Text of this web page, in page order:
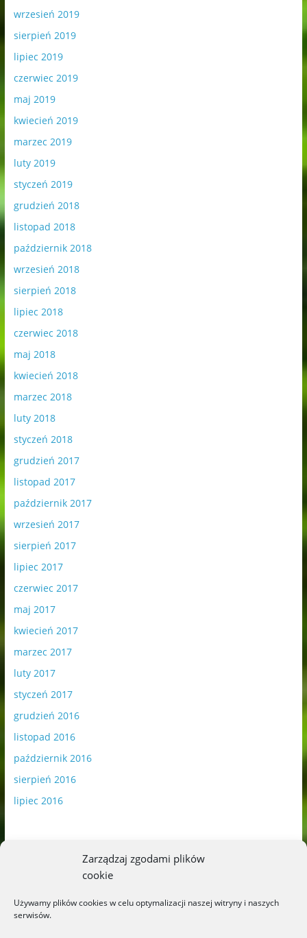
Zarządzaj zgodami plików
cookie
Używamy plików cookies w celu optymalizacji naszej witryny i naszych
serwisów.
wrzesień 2019
sierpień 2019
lipiec 2019
czerwiec 2019
maj 2019
kwiecień 2019
marzec 2019
luty 2019
styczeń 2019
grudzień 2018
listopad 2018
październik 2018
wrzesień 2018
sierpień 2018
lipiec 2018
czerwiec 2018
maj 2018
kwiecień 2018
marzec 2018
luty 2018
styczeń 2018
grudzień 2017
listopad 2017
październik 2017
wrzesień 2017
sierpień 2017
lipiec 2017
czerwiec 2017
maj 2017
kwiecień 2017
marzec 2017
luty 2017
styczeń 2017
grudzień 2016
listopad 2016
październik 2016
sierpień 2016
lipiec 2016